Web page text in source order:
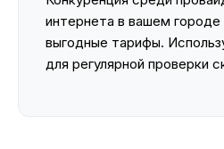
интернета в вашем городе
выгодные тарифы.
для регулярной проверки